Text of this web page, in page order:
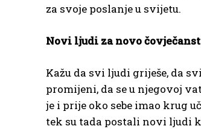
za svoje poslanje u svijetu.
Novi ljudi za novo
Kažu da svi ljudi griješe, da
promijeni, da se u njegovoj
je i prije oko sebe imao krug
tek su tada postali novi ljudi